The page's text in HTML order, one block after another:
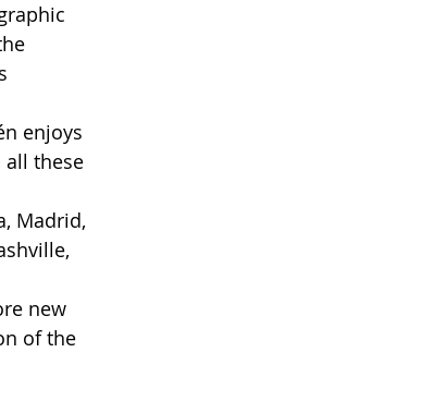
enjoys
these
​​Madrid,
new
of the